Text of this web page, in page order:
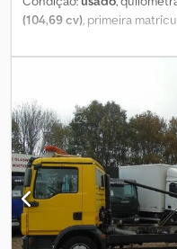
(104,69 cv) , primeira
peso total:5 600 kg,
,
cabina do condutor:outro ,
emissão:euro2, suspensão:
do pneu dianteiro:205/
traseiro:205/75R16C-110/
Equipamento:
licenciamento, inspeção
de veículos (SP)/inspeção